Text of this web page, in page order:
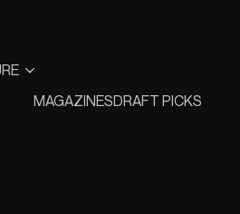
MAGAZINESDRAFT PICKS